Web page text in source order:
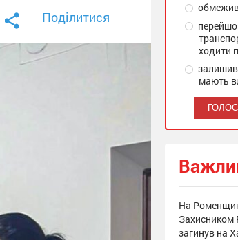
Поділитися
обмежив
ходити
залишив
мають
На
Захисником
загинув на